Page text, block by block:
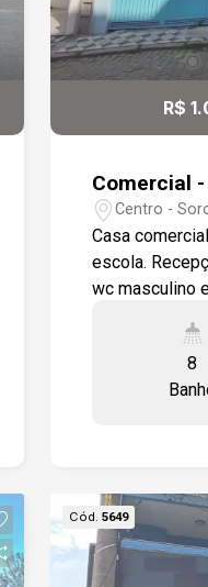
R$
Comercial -
Centro -
Casa
escola.
wc masculino
banheiros.
piso
próximo a
uma visita?
8
Cód. 5649